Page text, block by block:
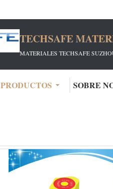
TECHSAFE
MATERIALES TECHSAFE
PRODUCTOS SOBRE